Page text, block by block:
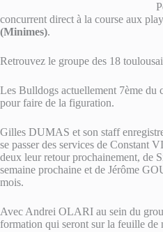
concurrent direct à la course aux
(Minimes).
Retrouvez le groupe des 18
Les Bulldogs actuellement 7ème du
pour faire de la figuration.
Gilles DUMAS et son staff
se passer des services de
deux leur retour prochainement, de
semaine prochaine et de Jérôme
mois.
Avec Andrei OLARI au sein du
formation qui seront sur la feuille de